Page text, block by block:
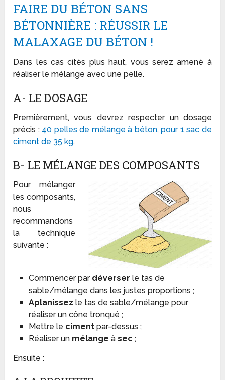
FAIRE DU BÉTON SANS
BÉTONNIÈRE : RÉUSSIR LE
MALAXAGE DU BÉTON !
Dans les cas cités plus haut, vous serez amené à
réaliser le mélange avec une pelle.
A- LE DOSAGE
Premièrement, vous devrez respecter un dosage
précis : 40 pelles de mélange à béton, pour 1 sac de
ciment de 35 kg.
B- LE MÉLANGE DES COMPOSANTS
Pour mélanger
les composants,
nous
recommandons
la technique
suivante :
Commencer par déverser le tas de
sable/mélange dans les justes proportions ;
Aplanissez le tas de sable/mélange pour
réaliser un cône tronqué ;
Mettre le cimentpar-dessus ;
Réaliser un mélange à sec ;
Ensuite :